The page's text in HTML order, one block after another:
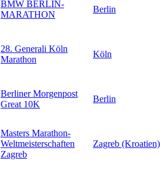
BMW BERLIN-
MARATHON
Berlin
28. Generali Köln
Marathon
Köln
Berliner Morgenpost
Great 10K
Berlin
Masters Marathon-
Weltmeisterschaften
Zagreb
Zagreb (Kroatien)